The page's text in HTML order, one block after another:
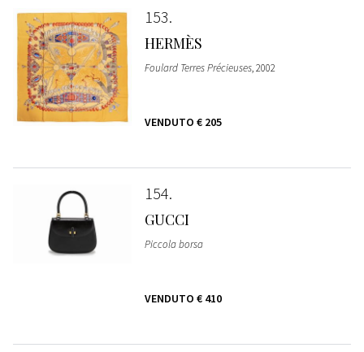
153
HERMÈS
Foulard Terres Précieuses, 2002
VENDUTO € 205
154
GUCCI
Piccola borsa
VENDUTO € 410